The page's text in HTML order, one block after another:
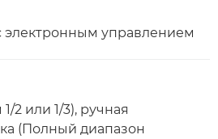
электронным управлением
2 или 1/3), ручная
(Полный диапазон